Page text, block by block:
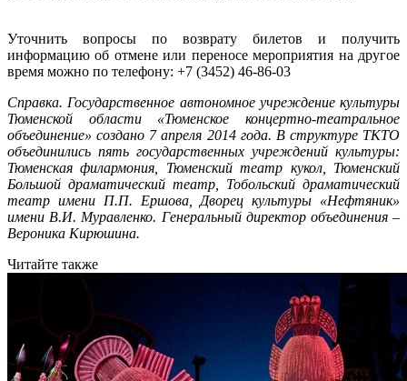
Уточнить вопросы по возврату билетов и получить
информацию об отмене или переносе мероприятия на другое
время можно по телефону: +7 (3452) 46-86-03
Справка. Государственное автономное учреждение культуры
Тюменской области «Тюменское концертно-театральное
объединение» создано 7 апреля 2014 года. В структуре ТКТО
объединились пять государственных учреждений культуры:
Тюменская филармония, Тюменский театр кукол, Тюменский
Большой драматический театр, Тобольский драматический
театр имени П.П. Ершова, Дворец культуры «Нефтяник»
имени В.И. Муравленко. Генеральный директор объединения –
Вероника Кирюшина.
Читайте также